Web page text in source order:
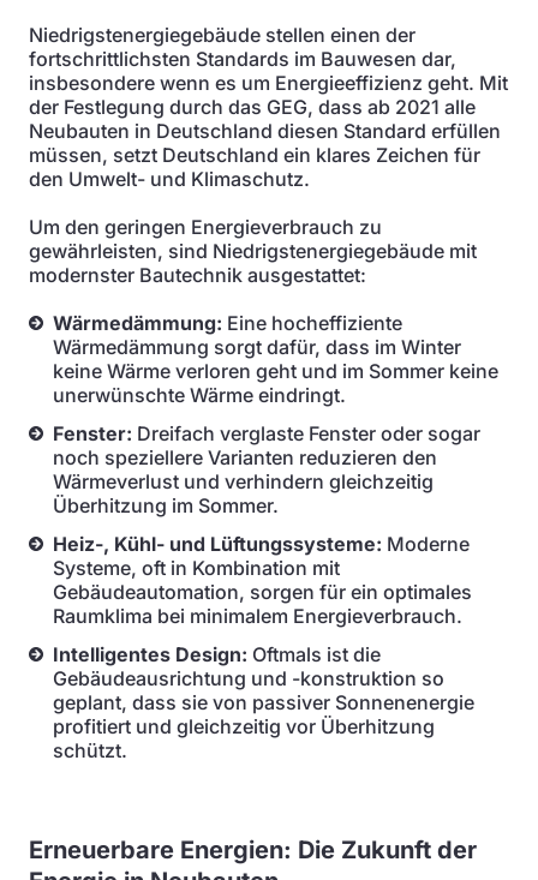
Niedrigstenergiegebäude stellen einen der
fortschrittlichsten Standards im Bauwesen dar,
insbesondere wenn es um Energieeffizienz geht. Mit
der Festlegung durch das GEG, dass ab 2021 alle
Neubauten in Deutschland diesen Standard erfüllen
müssen, setzt Deutschland ein klares Zeichen für
den Umwelt- und Klimaschutz.
Um den geringen Energieverbrauch zu
gewährleisten, sind Niedrigstenergiegebäude mit
modernster Bautechnik ausgestattet:
Wärmedämmung: Eine hocheffiziente
Wärmedämmung sorgt dafür, dass im Winter
keine Wärme verloren geht und im Sommer keine
unerwünschte Wärme eindringt.
Fenster: Dreifach verglaste Fenster oder sogar
noch speziellere Varianten reduzieren den
Wärmeverlust und verhindern gleichzeitig
Überhitzung im Sommer.
Heiz-, Kühl- und Lüftungssysteme: Moderne
Systeme, oft in Kombination mit
Gebäudeautomation, sorgen für ein optimales
Raumklima bei minimalem Energieverbrauch.
Intelligentes Design: Oftmals ist die
Gebäudeausrichtung und -konstruktion so
geplant, dass sie von passiver Sonnenenergie
profitiert und gleichzeitig vor Überhitzung
schützt.
Erneuerbare Energien: Die Zukunft der